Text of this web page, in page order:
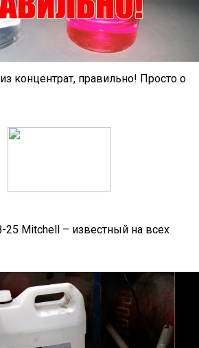
концентрат, правильно! Просто о
25 Mitchell – известный на всех